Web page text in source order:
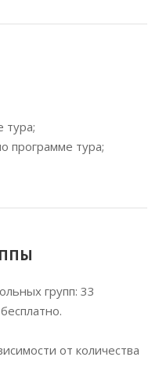
тура;
программе тура;
групп: 33
от количества